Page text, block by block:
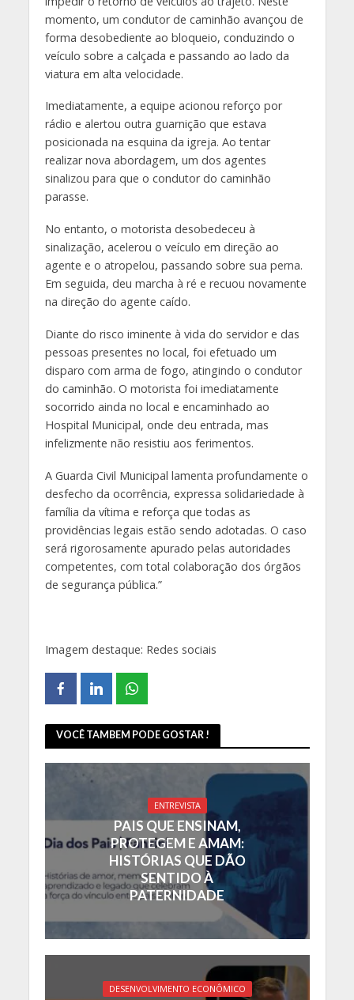
momento, um condutor de caminhão avançou de
forma desobediente ao bloqueio, conduzindo o
veículo sobre a calçada e passando ao lado da
viatura em alta velocidade.
Imediatamente, a equipe acionou reforço por
rádio e alertou outra guarnição que estava
posicionada na esquina da igreja. Ao tentar
realizar nova abordagem, um dos agentes
sinalizou para que o condutor do caminhão
parasse.
No entanto, o motorista desobedeceu à
sinalização, acelerou o veículo em direção ao
agente e o atropelou, passando sobre sua perna.
Em seguida, deu marcha à ré e recuou novamente
na direção do agente caído.
Diante do risco iminente à vida do servidor e das
pessoas presentes no local, foi efetuado um
disparo com arma de fogo, atingindo o condutor
do caminhão. O motorista foi imediatamente
socorrido ainda no local e encaminhado ao
Hospital Municipal, onde deu entrada, mas
infelizmente não resistiu aos ferimentos.
A Guarda Civil Municipal lamenta profundamente o
desfecho da ocorrência, expressa solidariedade à
família da vítima e reforça que todas as
providências legais estão sendo adotadas. O caso
será rigorosamente apurado pelas autoridades
competentes, com total colaboração dos órgãos
de segurança pública.”
Imagem destaque: Redes sociais
VOCÊ TAMBEM PODE GOSTAR !
ENTREVISTA
PAIS QUE ENSINAM,
PROTEGEM E AMAM:
HISTÓRIAS QUE DÃO
SENTIDO À
PATERNIDADE
DESENVOLVIMENTO ECONÔMICO